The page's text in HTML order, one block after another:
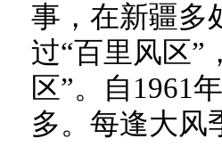
事，在新疆多
过“百里风区”
区”。自1961
多。每逢大风